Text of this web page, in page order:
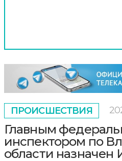
ПРОИСШЕСТВИЯ
Главным
инспектором по
области назначен